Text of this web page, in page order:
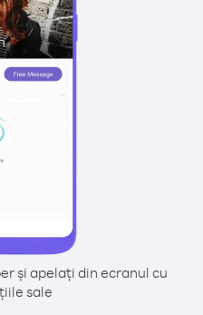
și apelați din ecranul cu
sale